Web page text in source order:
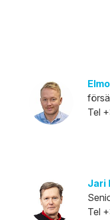
Tel
Jari
Tel